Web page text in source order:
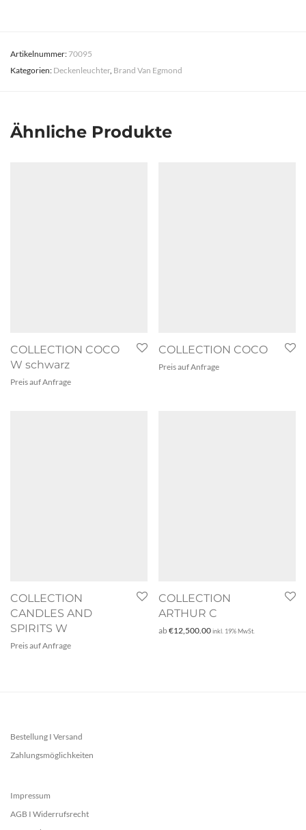
Artikelnummer:70095
Kategorien: Deckenleuchter, Brand Van Egmond
Ähnliche Produkte
COLLECTION COCO
W schwarz
Preis auf Anfrage
COLLECTION COCO
Preis auf Anfrage
COLLECTION
CANDLES AND
SPIRITS W
Preis auf Anfrage
COLLECTION
ARTHUR C
ab€12,500.00inkl. 19% MwSt.
Bestellung I Versand
Zahlungsmöglichkeiten
Impressum
AGB I Widerrufsrecht